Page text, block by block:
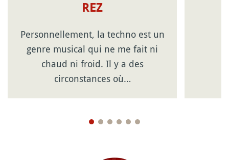
REZ
Personnellement, la techno est un
genre musical qui ne me fait ni
chaud ni froid. Il y a des
circonstances où…